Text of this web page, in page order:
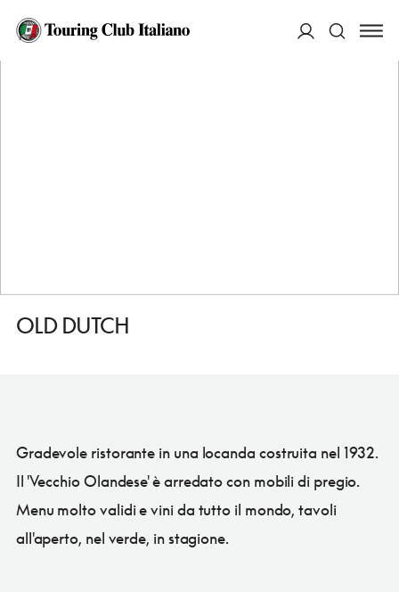
HOME
OLD DUTCH
Gradevole ristorante in una locanda costruita nel 1932.
Il 'Vecchio Olandese' è arredato con mobili di pregio.
Menu molto validi e vini da tutto il mondo, tavoli
all'aperto, nel verde, in stagione.